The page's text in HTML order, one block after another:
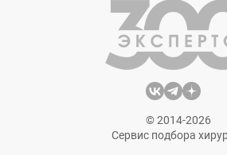
компании имеют
когезив. Разбираемся,
© 2014-2026
Сервис подбора